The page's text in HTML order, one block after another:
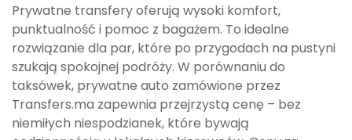
Prywatne transfery oferują wysoki komfort,
punktualność i pomoc z bagażem. To idealne
rozwiązanie dla par, które po przygodach na pustyni
szukają spokojnej podróży. W porównaniu do
taksówek, prywatne auto zamówione przez
Transfers.ma zapewnia przejrzystą cenę – bez
niemiłych niespodzianek, które bywają